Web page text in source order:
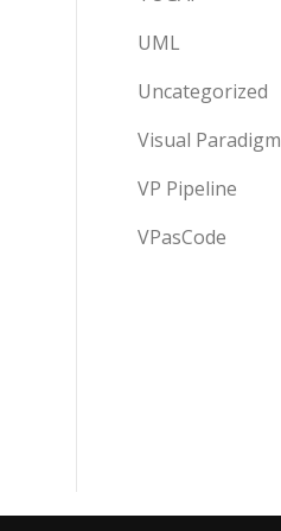
UML
Uncategorized
Visual Paradigm
VP Pipeline
VPasCode